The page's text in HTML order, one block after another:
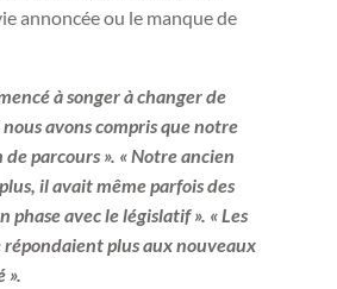
annoncée ou le manque de
à songer à changer de
avons compris que notre
parcours ». « Notre ancien
il avait même parfois des
phase avec le législatif ». « Les
plus aux nouveaux
».